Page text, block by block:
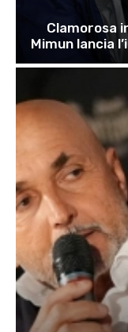
Clamorosa
Mimun lancia